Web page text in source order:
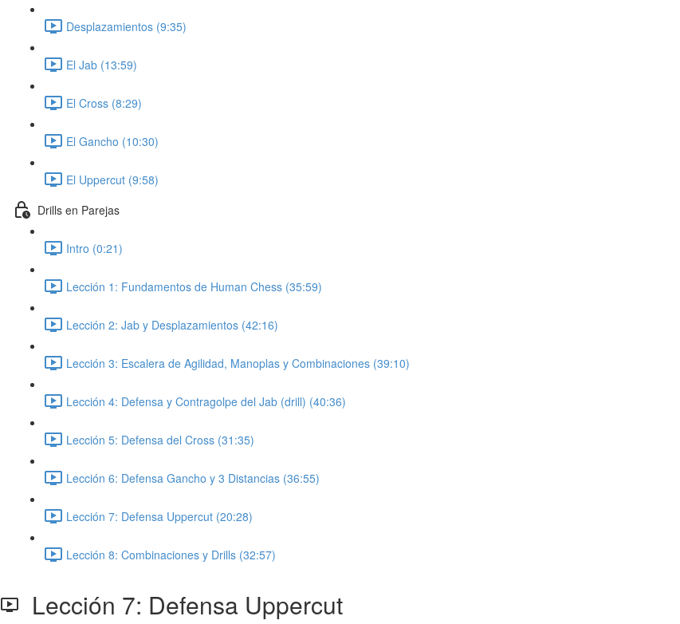
Desplazamientos (9:35)
El Jab (13:59)
El Cross (8:29)
El Gancho (10:30)
El Uppercut (9:58)
Drills en Parejas
Intro (0:21)
Lección 1: Fundamentos de Human Chess (35:59)
Lección 2: Jab y Desplazamientos (42:16)
Lección 3: Escalera de Agilidad, Manoplas y Combinaciones (39:10)
Lección 4: Defensa y Contragolpe del Jab (drill) (40:36)
Lección 5: Defensa del Cross (31:35)
Lección 6: Defensa Gancho y 3 Distancias (36:55)
Lección 7: Defensa Uppercut (20:28)
Lección 8: Combinaciones y Drills (32:57)
Lección 7: Defensa Uppercut